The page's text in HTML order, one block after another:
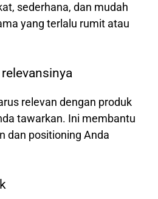
sederhana, dan mudah
yang terlalu rumit atau
relevan dengan produk
tawarkan. Ini membantu
dan positioning Anda